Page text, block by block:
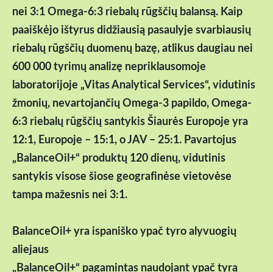
nei 3:1 Omega-6:3 riebalų rūgščių balansą. Kaip
paaiškėjo ištyrus didžiausią pasaulyje svarbiausių
riebalų rūgščių duomenų bazę, atlikus daugiau nei
600 000 tyrimų analizę nepriklausomoje
laboratorijoje „Vitas Analytical Services“, vidutinis
žmonių, nevartojančių Omega-3 papildo, Omega-
6:3 riebalų rūgščių santykis Šiaurės Europoje yra
12:1, Europoje – 15:1, o JAV – 25:1. Pavartojus
„BalanceOil+“ produktų 120 dienų, vidutinis
santykis visose šiose geografinėse vietovėse
tampa mažesnis nei 3:1.
BalanceOil+ yra ispaniško ypač tyro alyvuogių
aliejaus
„BalanceOil+“ pagamintas naudojant ypač tyrą